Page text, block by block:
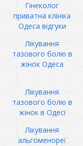
Гінеколог
приватна клініка
Одеса відгуки
Лікування
тазового болю в
жінок Одеса
Лікування
тазового болю в
жінок в Одесі
Лікування
альгоменореї